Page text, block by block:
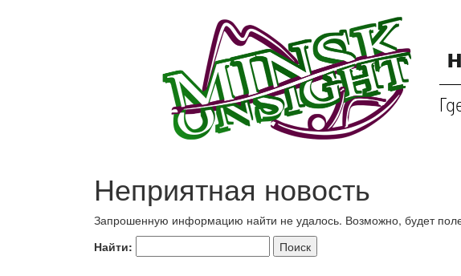
Неприятная новость
Запрошенную информацию найти не удалось. Возможно, будет
Найти: